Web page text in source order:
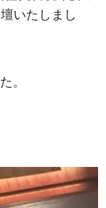
いたしまし
。